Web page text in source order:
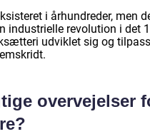
i århundreder, men
industrielle revolution i det
udviklet sig og
overvejelser